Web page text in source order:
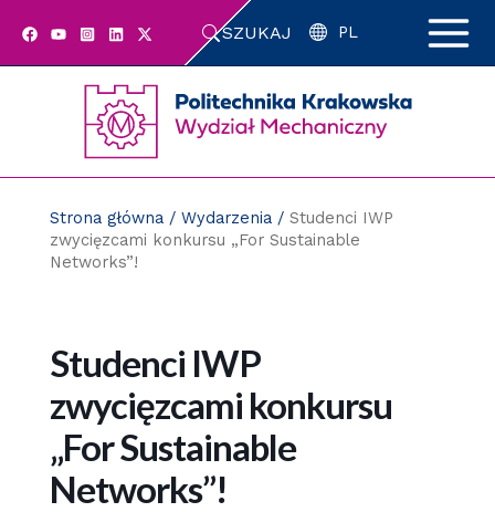
SZUKAJ PL
Strona główna/ Wydarzenia/ Studenci IWP
zwycięzcami konkursu „For Sustainable
Networks”!
Studenci IWP
zwycięzcami konkursu
„For Sustainable
Networks”!